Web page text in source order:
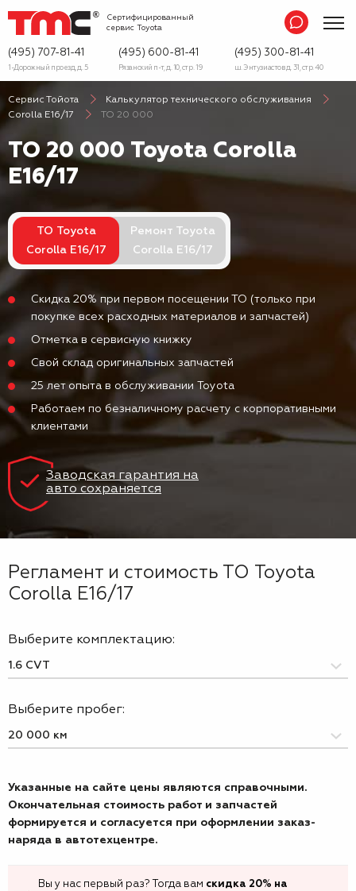
Сертифицированный
сервис Toyota
(495) 707-81-41
1-Дорожный проезд, д. 5
(495) 600-81-41
Рязанский п-т, д. 10, стр. 19
(495) 300-81-41
ш. Энтузиастов д. 31, стр. 40
Сервис Тойота
Калькулятор технического обслуживания
Corolla E16/17
ТО 20 000
ТО 20 000 Toyota Corolla
E16/17
ТО Toyota
Corolla E16/17
Ремонт Toyota
Corolla E16/17
Скидка 20% при первом посещении ТО (только при
покупке всех расходных материалов и запчастей)
Отметка в сервисную книжку
Свой склад оригинальных запчастей
25 лет опыта в обслуживании Toyota
Работаем по безналичному расчету с корпоративными
клиентами
Заводская гарантия на
авто сохраняется
Регламент и стоимость ТО Toyota
Corolla E16/17
Выберите комплектацию:
Выберите пробег:
Указанные на сайте цены являются справочными.
Окончательная стоимость работ и запчастей
формируется и согласуется при оформлении заказ-
наряда в автотехцентре.
Вы у нас первый раз? Тогда вам скидка 20% на